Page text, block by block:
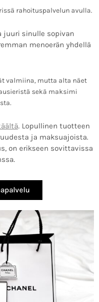
rahoituspalvelun avulla.
juuri sinulle sopivan
menoerän yhdellä
valmiina, mutta alta näet
sekä maksimi
. Lopullinen tuotteen
ja maksuajoista.
on erikseen sovittavissa